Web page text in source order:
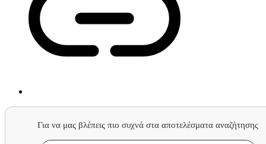
Για να μας βλέπεις πιο συχνά στα αποτελέσματα αναζήτησης